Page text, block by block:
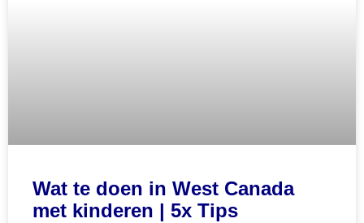
Wat te doen in West Canada
met kinderen | 5x Tips